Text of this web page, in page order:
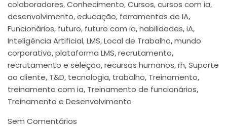
colaboradores, Conhecimento, Cursos, cursos com ia,
desenvolvimento, educação, ferramentas de IA,
Funcionários, futuro, futuro com ia, habilidades, IA,
Inteligência Artificial, LMS, Local de Trabalho, mundo
corporativo, plataforma LMS, recrutamento,
recrutamento e seleção, recursos humanos, rh, Suporte
ao cliente, T&D, tecnologia, trabalho, Treinamento,
treinamento com ia, Treinamento de funcionários,
Treinamento e Desenvolvimento
Sem Comentários